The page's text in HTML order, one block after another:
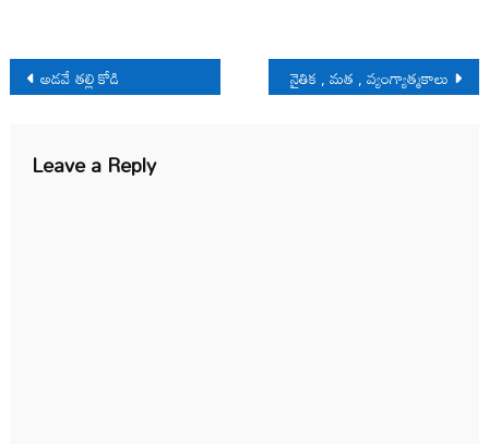
Post
navigation
అడవే తల్లి కోడి నైతిక , మత , వ్యంగ్యాత్మకాలు
Leave a Reply